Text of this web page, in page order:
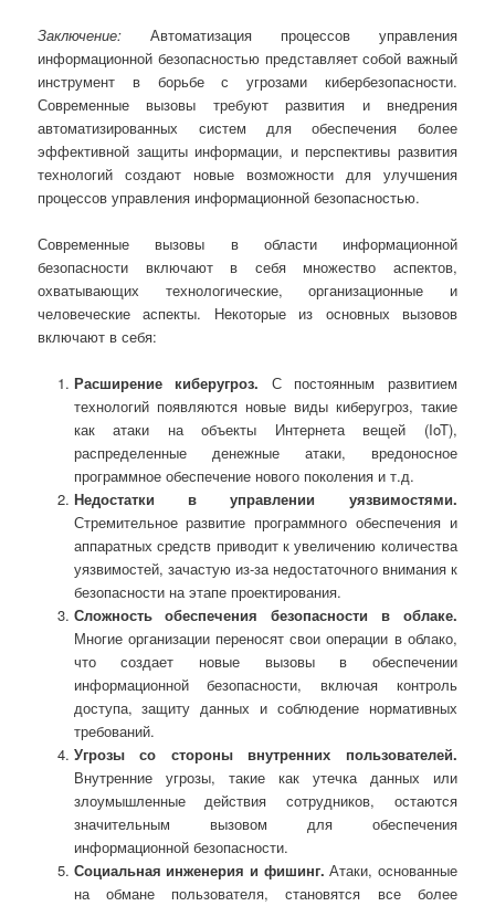
Заключение: Автоматизация процессов управления
информационной безопасностью представляет собой важный
инструмент в борьбе с угрозами кибербезопасности.
Современные вызовы требуют развития и внедрения
автоматизированных систем для обеспечения более
эффективной защиты информации, и перспективы развития
технологий создают новые возможности для улучшения
процессов управления информационной безопасностью.
Современные вызовы в области информационной
безопасности включают в себя множество аспектов,
охватывающих технологические, организационные и
человеческие аспекты. Некоторые из основных вызовов
включают в себя:
Расширение киберугроз. С постоянным развитием
технологий появляются новые виды киберугроз, такие
как атаки на объекты Интернета вещей (IoT),
распределенные денежные атаки, вредоносное
программное обеспечение нового поколения и т.д.
Недостатки в управлении уязвимостями.
Стремительное развитие программного обеспечения и
аппаратных средств приводит к увеличению количества
уязвимостей, зачастую из-за недостаточного внимания к
безопасности на этапе проектирования.
Сложность обеспечения безопасности в облаке.
Многие организации переносят свои операции в облако,
что создает новые вызовы в обеспечении
информационной безопасности, включая контроль
доступа, защиту данных и соблюдение нормативных
требований.
Угрозы со стороны внутренних пользователей.
Внутренние угрозы, такие как утечка данных или
злоумышленные действия сотрудников, остаются
значительным вызовом для обеспечения
информационной безопасности.
Социальная инженерия и фишинг. Атаки, основанные
на обмане пользователя, становятся все более